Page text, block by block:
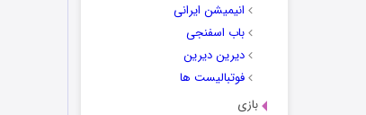
انیمیشن ایرانی
باب اسفنجی
دیرین دیرین
فوتبالیست ها
بازی